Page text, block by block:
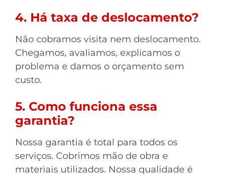
4. Há taxa de deslocamento?
Não cobramos visita nem deslocamento.
Chegamos, avaliamos, explicamos o
problema e damos o orçamento sem
custo.
5. Como funciona essa
garantia?
Nossa garantia é total para todos os
serviços. Cobrimos mão de obra e
materiais utilizados. Nossa qualidade é